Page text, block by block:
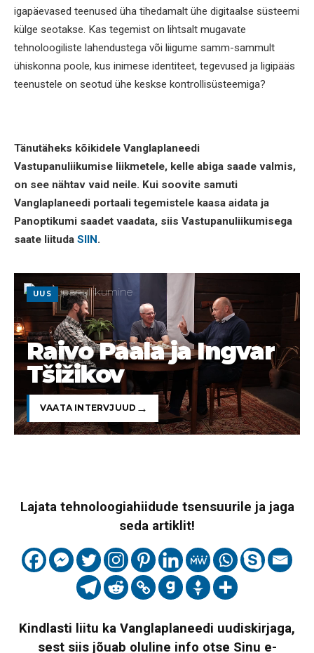
igapäevased teenused üha tihedamalt ühe digitaalse süsteemi
külge seotakse. Kas tegemist on lihtsalt mugavate
tehnoloogiliste lahendustega või liigume samm-sammult
ühiskonna poole, kus inimese identiteet, tegevused ja ligipääs
teenustele on seotud ühe keskse kontrollisüsteemiga?
Tänutäheks kõikidele Vanglaplaneedi
Vastupanuliikumise liikmetele, kelle abiga saade valmis,
on see nähtav vaid neile. Kui soovite samuti
Vanglaplaneedi portaali tegemistele kaasa aidata ja
Panoptikumi saadet vaadata, siis Vastupanuliikumisega
saate liituda SIIN.
UUS
Raivo Paala ja Ingvar
Tšižikov
VAATA INTERVJUUD
Lajata tehnoloogiahiidude tsensuurile ja jaga
seda artiklit!
Kindlasti liitu ka Vanglaplaneedi uudiskirjaga,
sest siis jõuab oluline info otse Sinu e-